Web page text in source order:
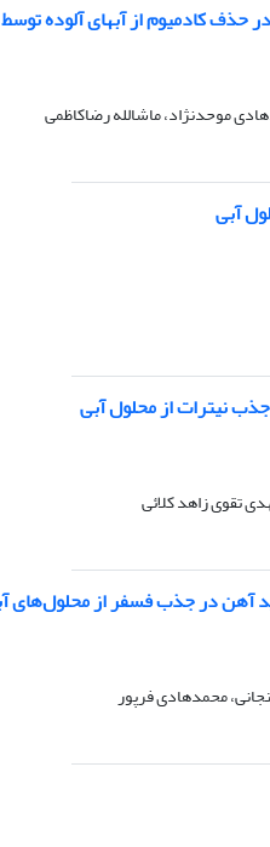
کادمیوم از آبهای آلوده
موحدنژاد، ماشالله رضاکاظمی
آبی
جذب نیترات از محلول آبی
تقوی زاهد کلائی
آهن در جذب فسفر از محلول‌های
محمدهادی فرپور